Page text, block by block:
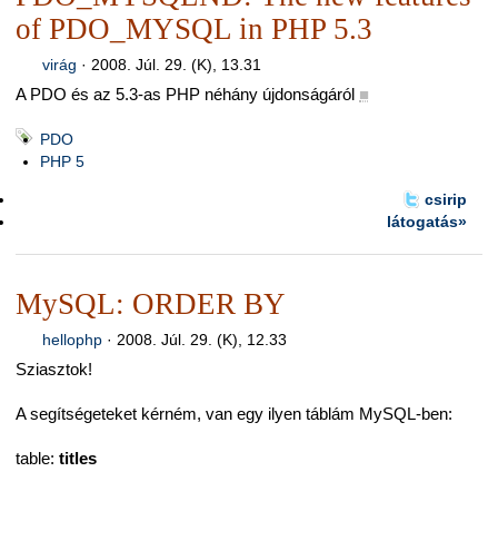
of PDO_MYSQL in PHP 5.3
virág · 2008. Júl. 29. (K), 13.31
A PDO és az 5.3-as PHP néhány újdonságáról ■
PDO
PHP 5
csirip
látogatás»
MySQL: ORDER BY
hellophp· 2008. Júl. 29. (K), 12.33
Sziasztok!
A segítségeteket kérném, van egy ilyen táblám MySQL-ben:
table: titles